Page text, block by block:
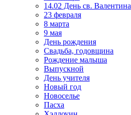
14.02 День св. Валентина
23 февраля
8 марта
9 мая
День рождения
Свадьба, годовщина
Рождение малыша
Выпускной
День учителя
Новый год
Новоселье
Пасха